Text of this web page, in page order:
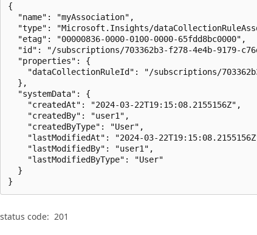
{
  "name": "myAssociation",
"type": "Microsoft.Insights/
  "etag": "00000836-0000-0100-0000-65fdd8bc0000",
"id": "/subscriptions/703362b3-f278-4e4b-9179-
  "properties": {
"dataCollectionRuleId": "/subscriptions/
  },
  "systemData": {
    "createdAt": "2024-03-22T19:15:08.2155156Z",
    "createdBy": "user1",
    "createdByType": "User",
"lastModifiedAt": "2024-03-
    "lastModifiedBy": "user1",
    "lastModifiedByType": "User"
  }
}
status code: 201